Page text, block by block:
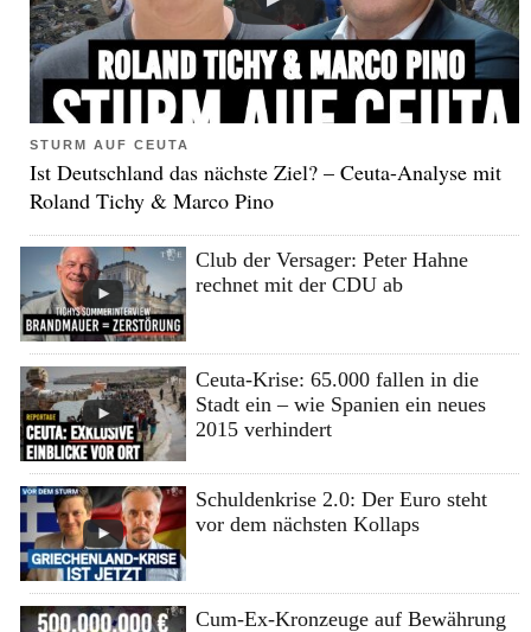
STURM AUF CEUTA
Ist Deutschland das nächste Ziel? – Ceuta-Analyse mit
Roland Tichy & Marco Pino
Club der Versager: Peter Hahne
rechnet mit der CDU ab
Ceuta-Krise: 65.000 fallen in die
Stadt ein – wie Spanien ein neues
2015 verhindert
Schuldenkrise 2.0: Der Euro steht
vor dem nächsten Kollaps
Cum-Ex-Kronzeuge auf Bewährung